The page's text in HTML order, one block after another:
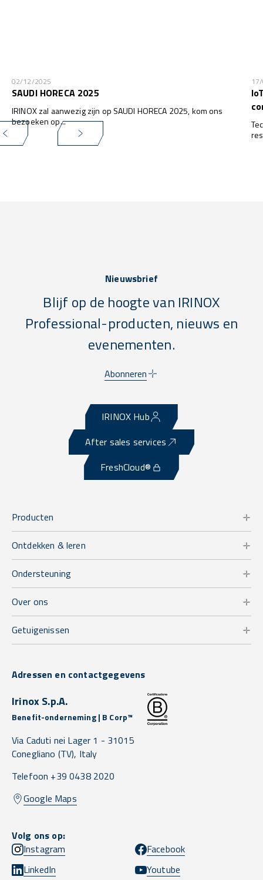
02/12/2025
SAUDI HORECA 2025
IRINOX zal aanwezig zijn op SAUDI HORECA 2025, kom ons
bezoeken op...
Nieuwsbrief
Blijf op de hoogte van IRINOX
Professional-producten, nieuws en
evenementen.
Abonneren
IRINOX Hub
After sales services
FreshCloud®
Producten
Ontdekken & leren
Ondersteuning
Over ons
Getuigenissen
Adressen en contactgegevens
Irinox S.p.A.
Benefit-onderneming | B Corp™
Via Caduti nei Lager 1 - 31015
Conegliano (TV), Italy
Telefoon +39 0438 2020
Google Maps
Volg ons op:
Instagram
Facebook
LinkedIn
Youtube